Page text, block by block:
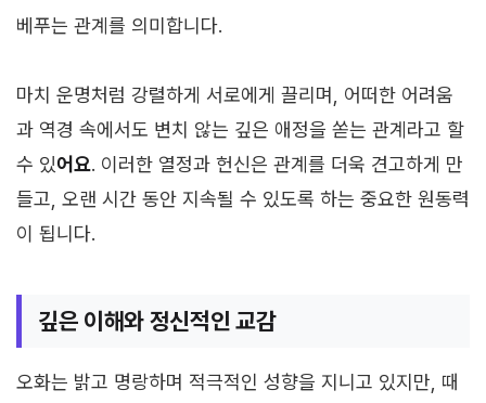
베푸는 관계를 의미합니다.
마치 운명처럼 강렬하게 서로에게 끌리며, 어떠한 어려움
과 역경 속에서도 변치 않는 깊은 애정을 쏟는 관계라고 할
수 있어요. 이러한 열정과 헌신은 관계를 더욱 견고하게 만
들고, 오랜 시간 동안 지속될 수 있도록 하는 중요한 원동력
이 됩니다.
깊은 이해와 정신적인 교감
오화는 밝고 명랑하며 적극적인 성향을 지니고 있지만, 때